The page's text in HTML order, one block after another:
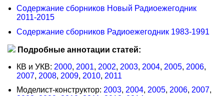
Содержание сборников Новый Радиоежегодник
2011-2015
Содержание сборников Радиоежегодник 1983-1991
Подробные аннотации статей:
КВ и УКВ: 2000, 2001, 2002, 2003, 2004, 2005, 2006,
2007, 2008, 2009, 2010, 2011
Моделист-конструктор: 2003, 2004, 2005, 2006, 2007,